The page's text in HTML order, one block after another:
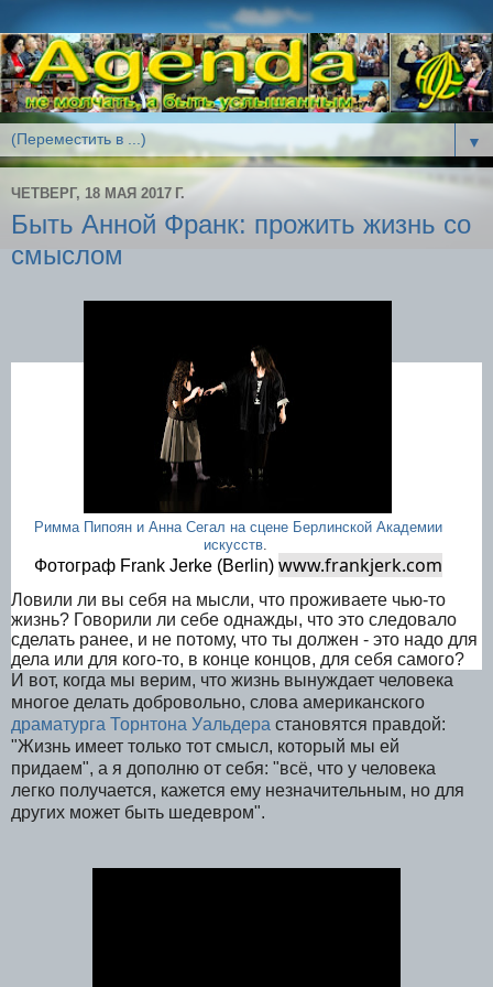
▼
ЧЕТВЕРГ, 18 МАЯ 2017 Г.
Быть Анной Франк: прожить жизнь со
смыслом
Римма Пипоян и Анна Сегал на сцене Берлинской Академии
искусств.
Фотограф Frank Jerke (Berlin) www.frankjerk.com
Ловили ли вы себя на мысли, что проживаете чью-то
жизнь? Говорили ли себе однажды, что это следовало
сделать ранее, и не потому, что ты должен - это надо для
дела или для кого-то, в конце концов, для себя самого?
И вот, когда мы верим, что жизнь вынуждает человека
многое делать добровольно, слова американского
драматурга Торнтона Уальдера становятся правдой:
"Жизнь имеет только тот смысл, который мы ей
придаем", а я дополню от себя: "всё, что у человека
легко получается, кажется ему незначительным, но для
других может быть шедевром".